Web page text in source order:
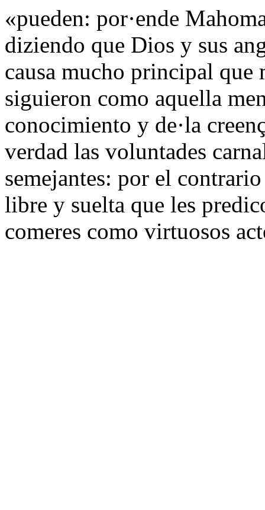
«pueden: por·ende
diziendo que Dios y sus
causa mucho principal que
siguieron como aquella
conocimiento y de·la
verdad las voluntades
semejantes: por el
libre y suelta que les
comeres como virtuosos